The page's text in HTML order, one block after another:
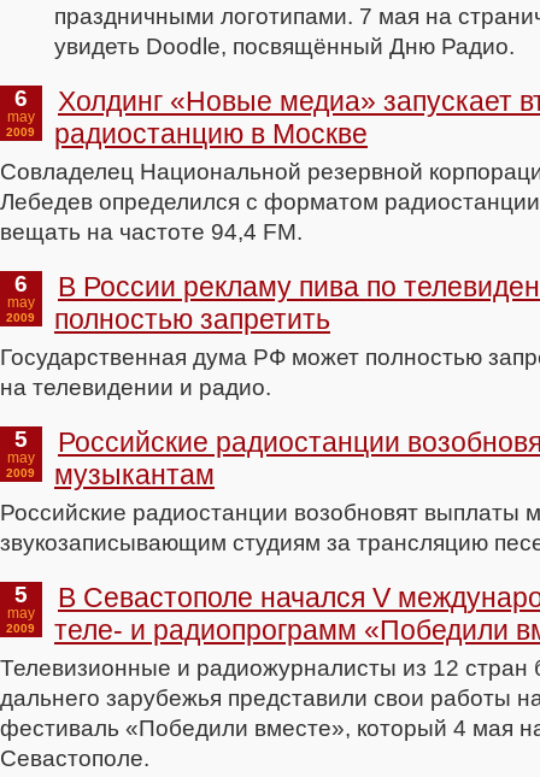
праздничными логотипами. 7 мая на
увидеть Doodle, посвящённый Дню Радио.
6
may
2009
Холдинг «Новые медиа» запускает
радиостанцию в Москве
Совладелец Национальной резервной
Лебедев определился с форматом
вещать на частоте 94,4 FM.
6
may
2009
В России рекламу пива по
полностью запретить
Государственная дума РФ может полностью
на телевидении и радио.
5
may
2009
Российские радиостанции
музыкантам
Российские радиостанции возобновят выплаты
звукозаписывающим студиям за трансляцию
5
may
2009
В Севастополе начался V
теле- и радиопрограмм «Победили
Телевизионные и радиожурналисты из 12 стран
дальнего зарубежья представили свои работы
фестиваль «Победили вместе», который 4 мая
Севастополе.